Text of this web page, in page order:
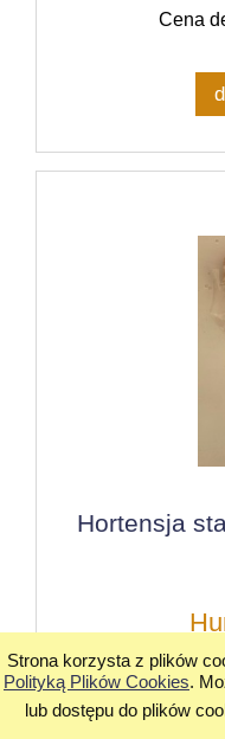
Strona korzysta z plików
Polityką Plików Cookies.
lub dostępu do plików
Cena
Hortensja
Cena